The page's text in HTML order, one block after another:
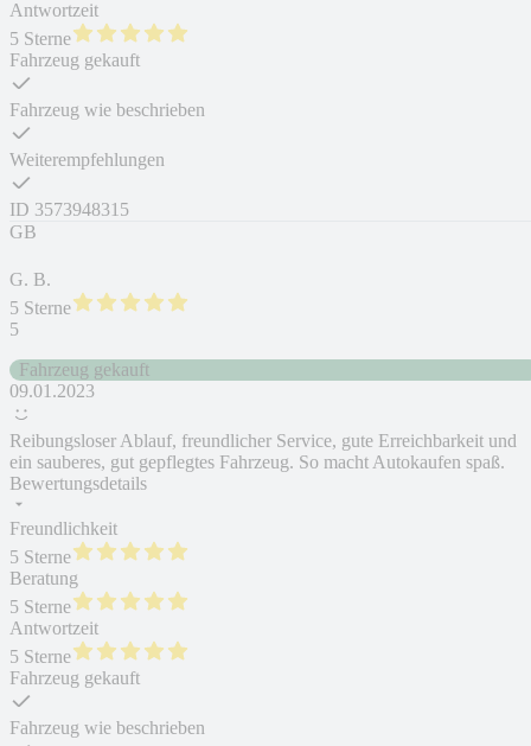
Antwortzeit
5 Sterne
Fahrzeug gekauft
Fahrzeug wie beschrieben
Weiterempfehlungen
ID 3573948315
GB
G. B.
5 Sterne
5
Fahrzeug gekauft
09.01.2023
Reibungsloser Ablauf, freundlicher Service, gute Erreichbarkeit und
ein sauberes, gut gepflegtes Fahrzeug. So macht Autokaufen spaß.
Bewertungsdetails
Freundlichkeit
5 Sterne
Beratung
5 Sterne
Antwortzeit
5 Sterne
Fahrzeug gekauft
Fahrzeug wie beschrieben